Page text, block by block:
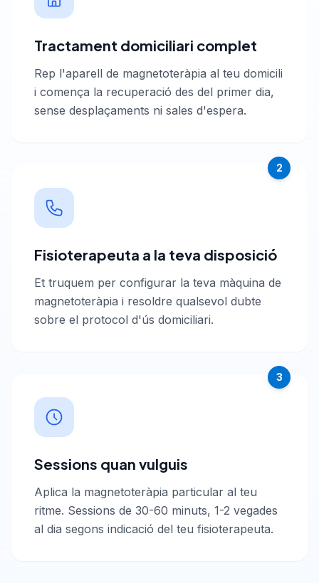
Tractament domiciliari complet
Rep l'aparell de magnetoteràpia al teu domicili
i comença la recuperació des del primer dia,
sense desplaçaments ni sales d'espera.
2
Fisioterapeuta a la teva disposició
Et truquem per configurar la teva màquina de
magnetoteràpia i resoldre qualsevol dubte
sobre el protocol d'ús domiciliari.
3
Sessions quan vulguis
Aplica la magnetoteràpia particular al teu
ritme. Sessions de 30-60 minuts, 1-2 vegades
al dia segons indicació del teu fisioterapeuta.